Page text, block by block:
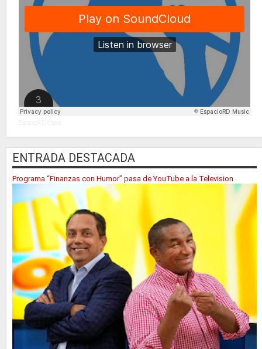
EspacioRD Music
ENTRADA DESTACADA
Programa “Finanzas con Humor” pasa de YouTube a la Television